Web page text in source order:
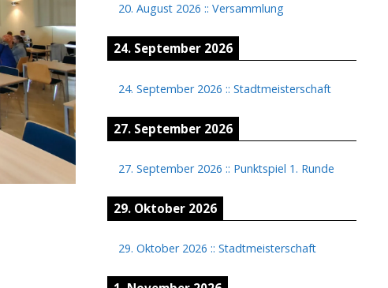
20. August 2026 :: Versammlung
24. September 2026
24. September 2026 :: Stadtmeisterschaft
27. September 2026
27. September 2026 :: Punktspiel 1. Runde
29. Oktober 2026
29. Oktober 2026 :: Stadtmeisterschaft